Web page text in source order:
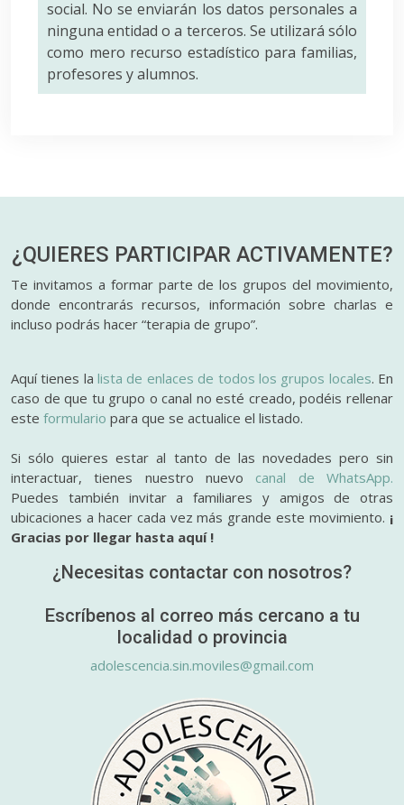
social. No se enviarán los datos personales a
ninguna entidad o a terceros. Se utilizará sólo
como mero recurso estadístico para familias,
profesores y alumnos.
¿QUIERES PARTICIPAR ACTIVAMENTE?
Te invitamos a formar parte de los grupos del movimiento,
donde encontrarás recursos, información sobre charlas e
incluso podrás hacer “terapia de grupo”.
Aquí tienes lalista de enlaces de todos los grupos locales. En
caso de que tu grupo o canal no esté creado, podéis rellenar
este formulario para que se actualice el listado.
Si sólo quieres estar al tanto de las novedades pero sin
interactuar, tienes nuestro nuevo canal de WhatsApp.
Puedes también invitar a familiares y amigos de otras
ubicaciones a hacer cada vez más grande este movimiento. ¡
Gracias por llegar hasta aquí !
¿Necesitas contactar con nosotros?
Escríbenos al correo más cercano a tu
localidad o provincia
adolescencia.sin.moviles@gmail.com